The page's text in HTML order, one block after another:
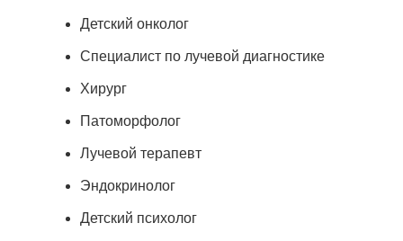
Детский онколог
Специалист по лучевой диагностике
Хирург
Патоморфолог
Лучевой терапевт
Эндокринолог
Детский психолог